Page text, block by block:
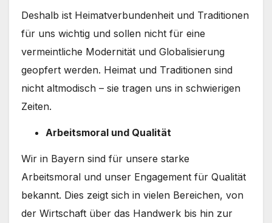
Deshalb ist Heimatverbundenheit und Traditionen
für uns wichtig und sollen nicht für eine
vermeintliche Modernität und Globalisierung
geopfert werden. Heimat und Traditionen sind
nicht altmodisch – sie tragen uns in schwierigen
Zeiten.
Arbeitsmoral und Qualität
Wir in Bayern sind für unsere starke
Arbeitsmoral und unser Engagement für Qualität
bekannt. Dies zeigt sich in vielen Bereichen, von
der Wirtschaft über das Handwerk bis hin zur